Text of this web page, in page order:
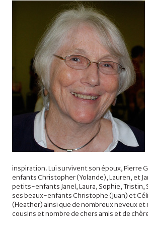
inspiration. Lui survivent son époux, Pierre
enfants Christopher (Yolande), Lauren, et
petits-enfants Janel, Laura, Sophie, Tristin,
ses beaux-enfants Christophe (Juan) et
(Heather) ainsi que de nombreux neveux
cousins et nombre de chers amis et de